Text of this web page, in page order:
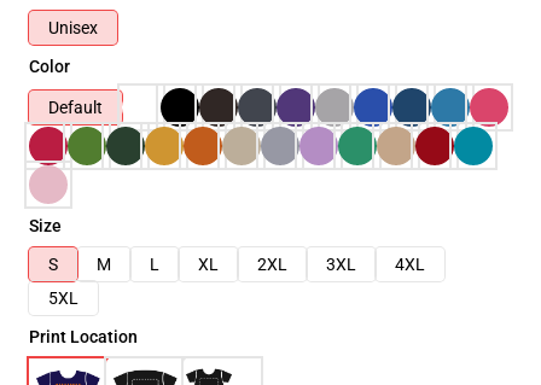
Unisex
Color
Default
Size
S
M L XL 2XL 3XL
4XL
5XL
Print Location